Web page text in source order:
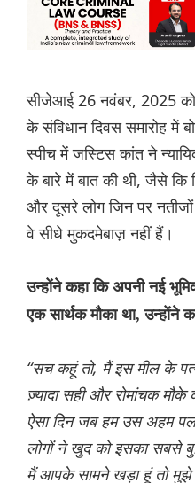
सीजेआई 26 नवंबर, 2025 को
के संविधान दिवस समारोह
स्पीच में जस्टिस कांत ने
के बारे में बात की थी, जैसे कि
और दूसरे लोग जिन पर
वे सीधे मुकदमेबाज़ नहीं हैं।
उन्होंने कहा कि अपनी नई
एक सार्थक मौका था, उन्होंने
“सच कहूं तो, मैं इस मील के
ज़्यादा सही और रोमांचक
ऐसा दिन जब हम उस अहम
लोगों ने खुद को इसका सबसे
मैं आपके सामने खड़ा हूं तो मुझे